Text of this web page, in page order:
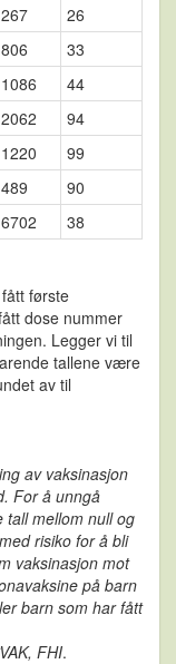
267
26
806
33
1086
44
2062
94
1220
99
489
90
6702 38
første
dose nummer
Legger vi til
tallene være
av til
av vaksinasjon
For å unngå
tall mellom null og
risiko for å bli
vaksinasjon mot
på barn
barn som har fått
FHI.